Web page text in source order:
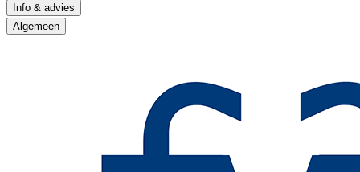
Info & advies
Algemeen